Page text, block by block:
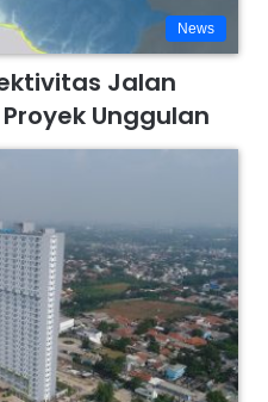
News
Jalan
Unggulan